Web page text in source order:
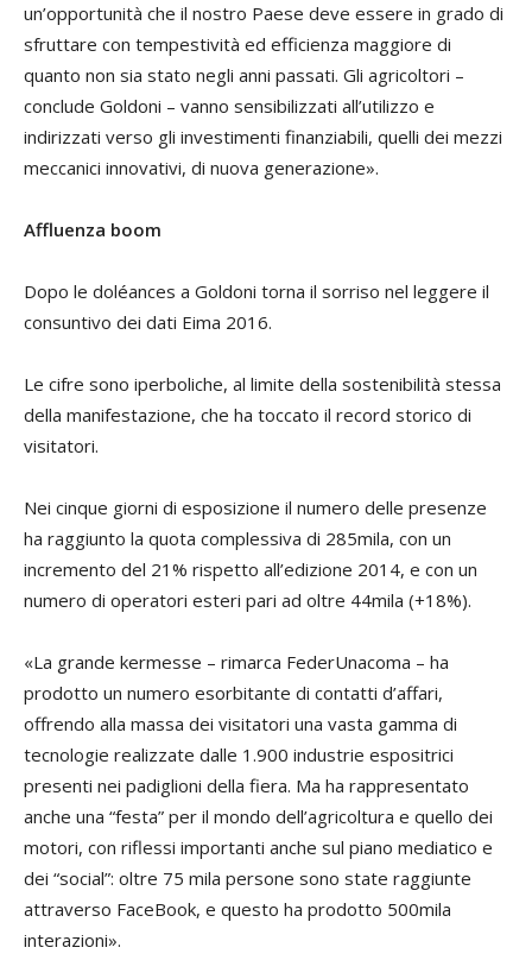
un’opportunità che il nostro Paese deve essere in grado di
sfruttare con tempestività ed efficienza maggiore di
quanto non sia stato negli anni passati. Gli agricoltori –
conclude Goldoni – vanno sensibilizzati all’utilizzo e
indirizzati verso gli investimenti finanziabili, quelli dei mezzi
meccanici innovativi, di nuova generazione».
Affluenza boom
Dopo le doléances a Goldoni torna il sorriso nel leggere il
consuntivo dei dati Eima 2016.
Le cifre sono iperboliche, al limite della sostenibilità stessa
della manifestazione, che ha toccato il record storico di
visitatori.
Nei cinque giorni di esposizione il numero delle presenze
ha raggiunto la quota complessiva di 285mila, con un
incremento del 21% rispetto all’edizione 2014, e con un
numero di operatori esteri pari ad oltre 44mila (+18%).
«La grande kermesse – rimarca FederUnacoma – ha
prodotto un numero esorbitante di contatti d’affari,
offrendo alla massa dei visitatori una vasta gamma di
tecnologie realizzate dalle 1.900 industrie espositrici
presenti nei padiglioni della fiera. Ma ha rappresentato
anche una “festa” per il mondo dell’agricoltura e quello dei
motori, con riflessi importanti anche sul piano mediatico e
dei “social”: oltre 75 mila persone sono state raggiunte
attraverso FaceBook, e questo ha prodotto 500mila
interazioni».